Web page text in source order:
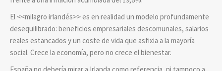
El <<milagro irlandés>> es en realidad un modelo profundamente
desequilibrado: beneficios empresariales descomunales, salarios
reales estancados y un coste de vida que asfixia a la mayoría
social. Crece la economía, pero no crece el bienestar.